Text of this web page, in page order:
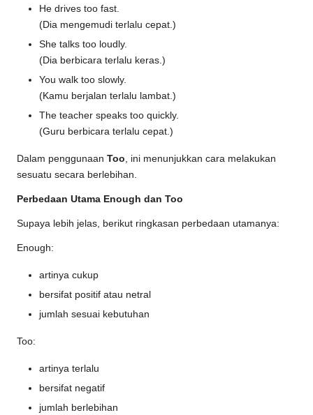
He drives too fast.
(Dia mengemudi terlalu cepat.)
She talks too loudly.
(Dia berbicara terlalu keras.)
You walk too slowly.
(Kamu berjalan terlalu lambat.)
The teacher speaks too quickly.
(Guru berbicara terlalu cepat.)
Dalam penggunaan Too, ini menunjukkan cara melakukan
sesuatu secara berlebihan.
Perbedaan Utama Enough dan Too
Supaya lebih jelas, berikut ringkasan perbedaan utamanya:
Enough:
artinya cukup
bersifat positif atau netral
jumlah sesuai kebutuhan
Too:
artinya terlalu
bersifat negatif
jumlah berlebihan